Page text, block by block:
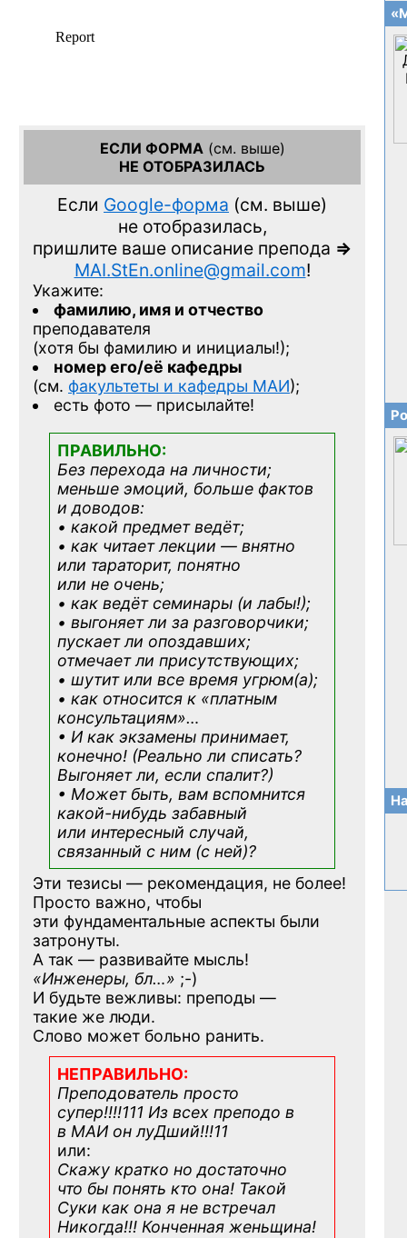
ЕСЛИ ФОРМА(см. выше)
НЕ ОТОБРАЗИЛАСЬ
Если Google-форма (см. выше)
не отобразилась,
пришлите ваше описание препода =>
MAI.StEn.online@gmail.com!
Укажите:
фамилию, имя и отчество
преподавателя
(хотя бы фамилию и инициалы!);
номер его/её кафедры
(см. факультеты и кафедры МАИ);
есть фото — присылайте!
ПРАВИЛЬНО:
Без перехода на личности;
меньше эмоций, больше фактов
и доводов:
• какой предмет ведёт;
• как читает лекции — внятно
или тараторит, понятно
или не очень;
• как ведёт семинары (и лабы!);
• выгоняет ли за разговорчики;
пускает ли опоздавших;
отмечает ли присутствующих;
• шутит или все время угрюм(а);
• как относится к «платным
консультациям»…
• И как экзамены принимает,
конечно! (Реально ли списать?
Выгоняет ли, если спалит?)
• Может быть, вам вспомнится
какой-нибудь забавный
или интересный случай,
связанный с ним (с ней)?
Эти тезисы — рекомендация, не более!
Просто важно, чтобы
эти фундаментальные аспекты были
затронуты.
А так — развивайте мысль!
«Инженеры, бл…» ;-)
И будьте вежливы: преподы —
такие же люди.
Слово может больно ранить.
НЕПРАВИЛЬНО:
Преподователь просто
супер!!!!111 Из всех преподо в
в МАИ он луДший!!!11
или:
Скажу кратко но достаточно
что бы понять кто она! Такой
Суки как она я не встречал
Никогда!!! Конченная женьщина!